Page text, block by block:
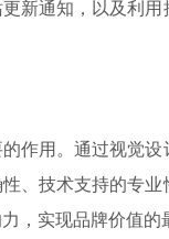
新通知，以及利
作用。通过视觉
、技术支持的专
，实现品牌价值的